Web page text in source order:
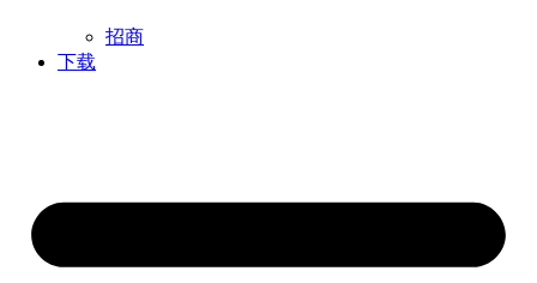
招商
下载